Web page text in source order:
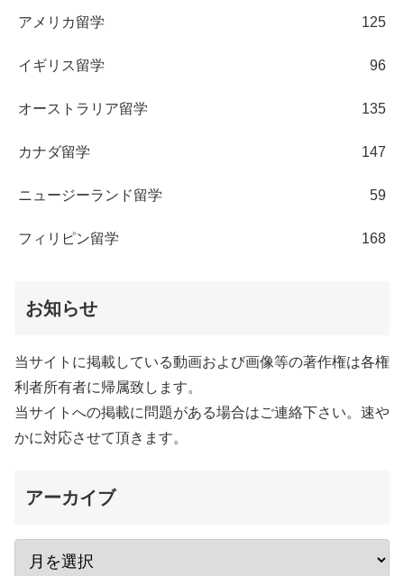
アメリカ留学 125
イギリス留学 96
オーストラリア留学 135
カナダ留学 147
ニュージーランド留学 59
フィリピン留学 168
お知らせ
当サイトに掲載している動画および画像等の著作権は各権
利者所有者に帰属致します。
当サイトへの掲載に問題がある場合はご連絡下さい。速や
かに対応させて頂きます。
アーカイブ